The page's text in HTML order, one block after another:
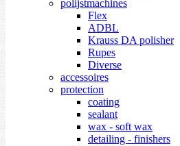
polijstmachines
Flex
ADBL
Krauss DA polisher
Rupes
Diverse
accessoires
protection
coating
sealant
wax - soft wax
detailing - finishers